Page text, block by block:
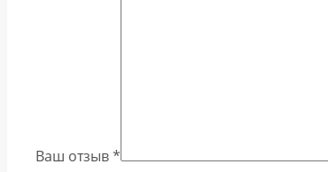
Ваш отзыв*